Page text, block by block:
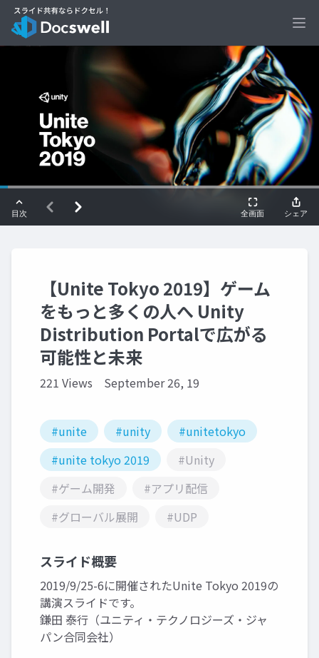
【Unite Tokyo 2019】ゲーム
をもっと多くの人へ Unity
Distribution Portalで広がる
可能性と未来
221 Views September 26, 19
#unite #unity
#unitetokyo
#unite tokyo 2019
#Unity
#ゲーム開発
#アプリ配信
#グローバル展開
#UDP
スライド概要
2019/9/25-6に開催されたUnite Tokyo 2019の
講演スライドです。
鎌田 泰行（ユニティ・テクノロジーズ・ジャ
パン合同会社）